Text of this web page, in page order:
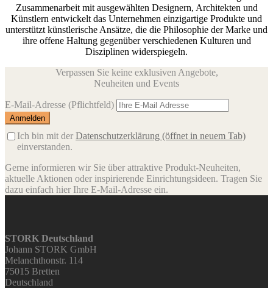
Zusammenarbeit mit ausgewählten Designern, Architekten und
Künstlern entwickelt das Unternehmen einzigartige Produkte und
unterstützt künstlerische Ansätze, die die Philosophie der Marke und
ihre offene Haltung gegenüber verschiedenen Kulturen und
Disziplinen widerspiegeln.
Verpassen Sie keine exklusiven Angebote,
Neuheiten und Events
E-Mail-Adresse (Pflichtfeld)
Ich bin mit der Datenschutzerklärung (öffnet in neuem Tab)
einverstanden.
Gerne informieren wir Sie über attraktive Produkt-Neuheiten,
aktuelle Aktionen oder inspirierende Einrichtungsideen. Tragen Sie
dazu einfach hier Ihre E-Mail-Adresse ein.
STORK Deutschland
Johann STORK GmbH
Melanchthonstr. 114
75015 Bretten
Deutschland